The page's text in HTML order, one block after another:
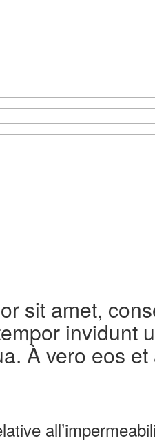
sit amet,
invidunt
À vero eos